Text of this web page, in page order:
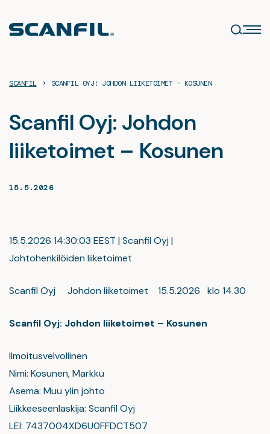
sisältöön
SCANFIL › SCANFIL OYJ: JOHDON LIIKETOIMET – KOSUNEN
Scanfil Oyj: Johdon
liiketoimet – Kosunen
15.5.2026
15.5.2026 14:30:03 EEST | Scanfil Oyj |
Johtohenkilöiden liiketoimet
Scanfil Oyj Johdon liiketoimet 15.5.2026 klo 14.30
Scanfil Oyj: Johdon liiketoimet – Kosunen
Ilmoitusvelvollinen
Nimi: Kosunen, Markku
Asema: Muu ylin johto
Liikkeeseenlaskija: Scanfil Oyj
LEI: 7437004XD6U0FFDCT507